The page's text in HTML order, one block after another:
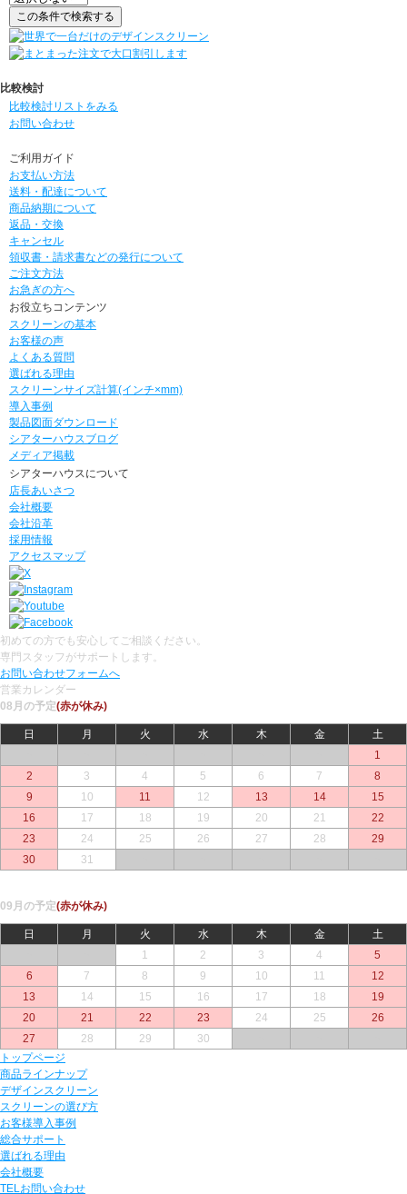
比較検討
比較検討リストをみる
お問い合わせ
ご利用ガイド
お支払い方法
送料・配達について
商品納期について
返品・交換
キャンセル
領収書・請求書などの発行について
ご注文方法
お急ぎの方へ
お役立ちコンテンツ
スクリーンの基本
お客様の声
よくある質問
選ばれる理由
スクリーンサイズ計算(インチ×mm)
導入事例
製品図面ダウンロード
シアターハウスブログ
メディア掲載
シアターハウスについて
店長あいさつ
会社概要
会社沿革
採用情報
アクセスマップ
初めての方でも安心してご相談ください。
専門スタッフがサポートします。
お問い合わせフォームへ
営業カレンダー
08月の予定(赤が休み)
日 月 火 水 木 金
土
1
2
3 4 5 6 7
8
9
10 11 12 13 14
15
16
17 18 19 20 21
22
23
24 25 26 27 28
29
30
31
09月の予定(赤が休み)
日 月 火 水 木 金
土
1 2 3 4
5
6
7 8 9 10 11
12
13
14 15 16 17 18
19
20
21 22 23 24 25
26
27
28 29 30
トップページ
商品ラインナップ
デザインスクリーン
スクリーンの選び方
お客様導入事例
総合サポート
選ばれる理由
会社概要
TELお問い合わせ